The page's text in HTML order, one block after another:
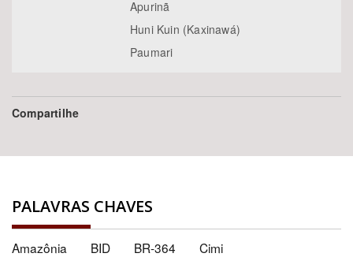
Apurinã
Huni Kuin (Kaxinawá)
Paumari
Compartilhe
PALAVRAS CHAVES
Amazônia BID BR-364
Cimi